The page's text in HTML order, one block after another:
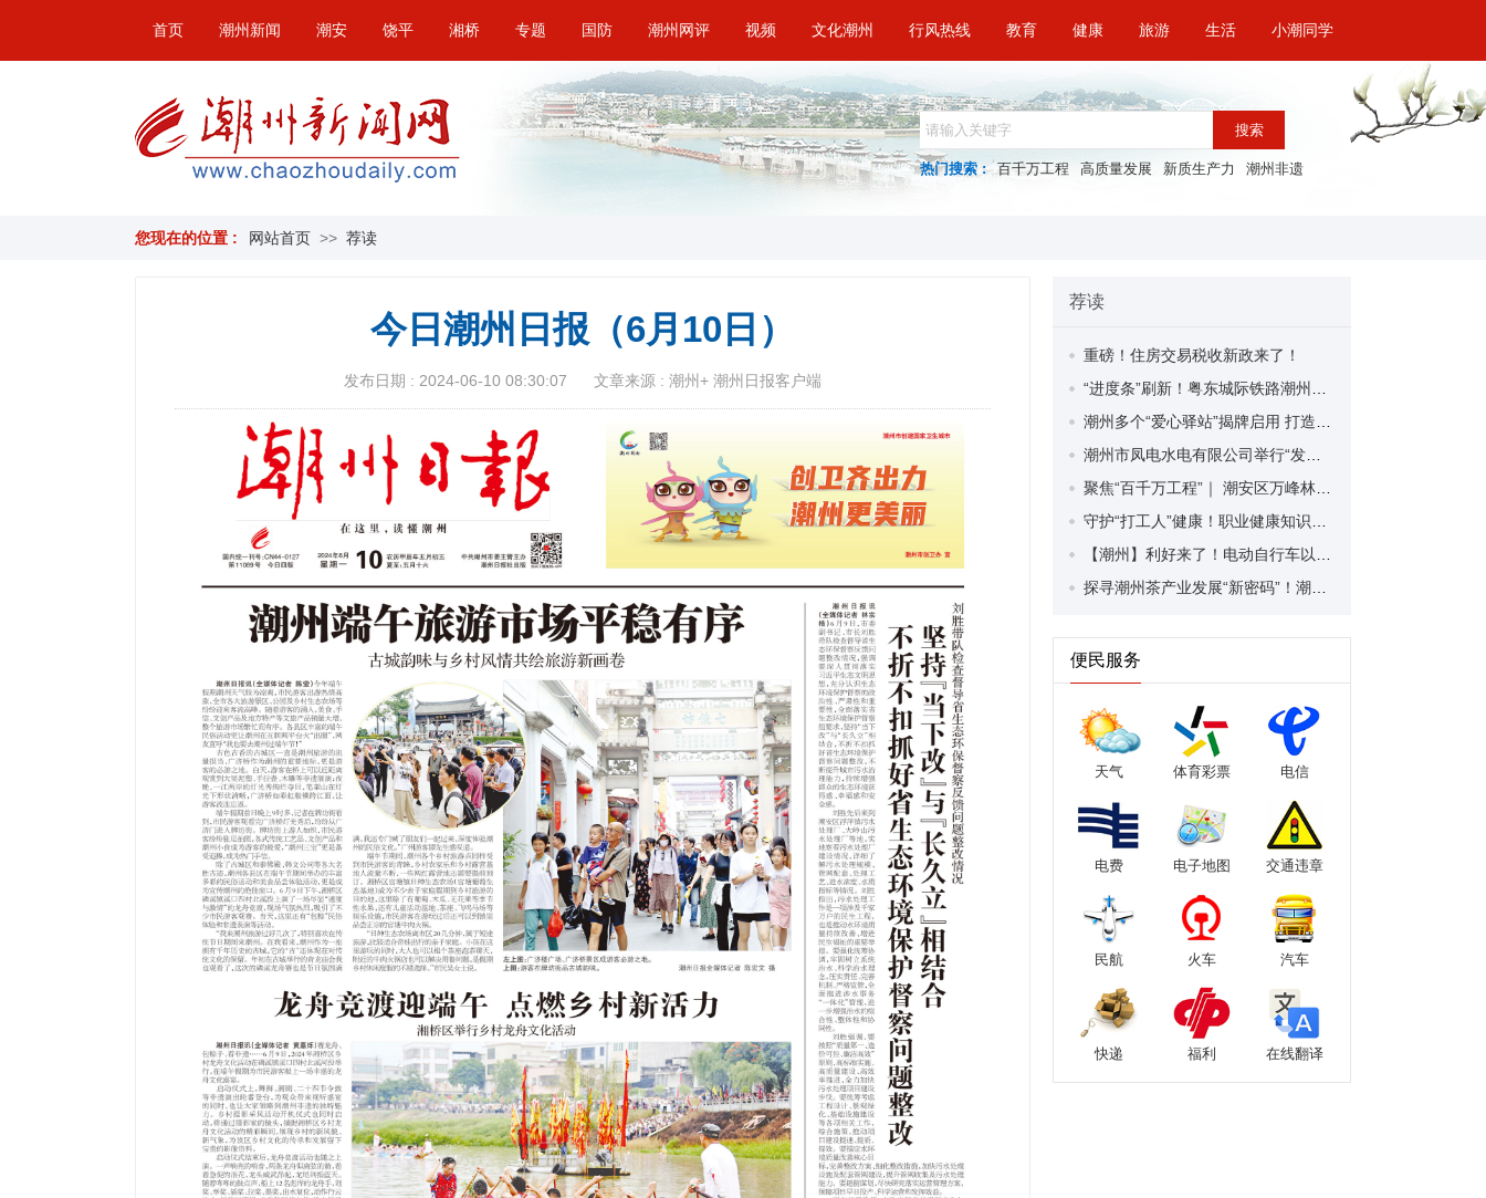
首页 潮州新闻 潮安 饶平 湘桥 专题 国防 潮州网评 视频 文化潮州 行风热线 教育 健康 旅游 生活 小潮同学
搜索
热门搜索 : 百千万工程 高质量发展 新质生产力 潮州非遗
您现在的位置 : 网站首页 >> 荐读
今日潮州日报（6月10日）
发布日期 : 2024-06-10 08:30:07 文章来源 : 潮州+ 潮州日报客户端
荐读
重磅！住房交易税收新政来了！
便民服务
天气 体育彩票 电信
电费 电子地图 交通违章
民航 火车 汽车
快递 福利 在线翻译